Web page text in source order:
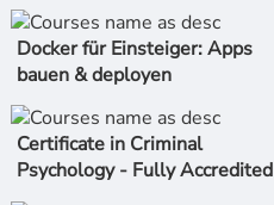
Docker für Einsteiger: Apps
bauen & deployen
Certificate in Criminal
Psychology - Fully Accredited